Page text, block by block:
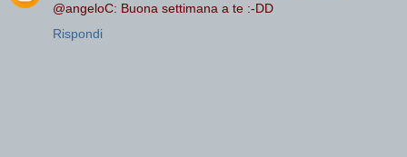
@angeloC: Buona settimana a te :-DD
Rispondi